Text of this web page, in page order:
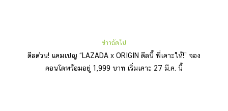
ข่าวถัดไป
ดีลด่วน! แคมเปญ “LAZADA x ORIGIN ดีลนี้ พี่เคาะให้!” จอง
คอนโดพร้อมอยู่ 1,999 บาท เริ่มเคาะ 27 มี.ค. นี้